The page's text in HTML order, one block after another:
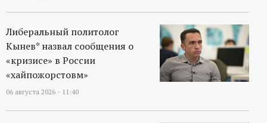
Либеральный политолог
Кынев* назвал сообщения о
«кризисе» в России
«хайпожорстовм»
06 августа 2026 - 11:40